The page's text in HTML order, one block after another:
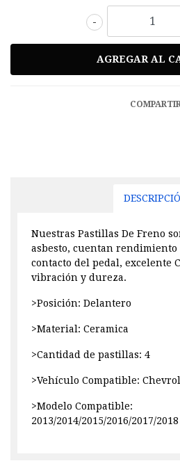
-
COMPARTIR
Nuestras Pastillas De Freno
asbesto, cuentan
contacto del pedal, excelente
vibración y dureza.
>Posición: Delantero
>Material: Ceramica
>Cantidad de pastillas: 4
>Vehículo Compatible:
>Modelo Compatible:
2013/2014/2015/2016/2017/2018